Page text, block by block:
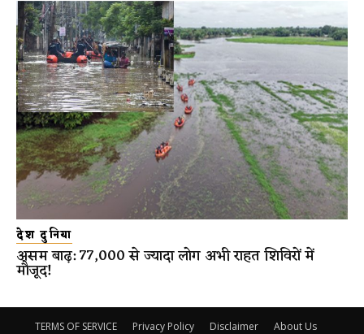
देश दुनिया
असम बाढ़: 77,000 से ज्यादा लोग अभी राहत शिविरों में
मौजूद!
TERMS OF SERVICE Privacy Policy Disclaimer About Us